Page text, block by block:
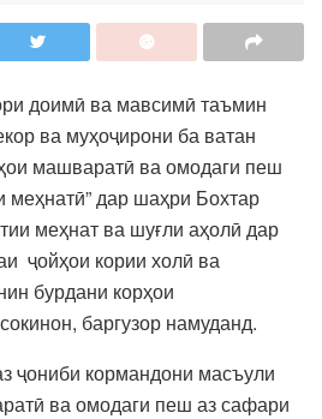
доимӣ ва мавсимӣ таъмин
ва муҳоҷирони ба ватан
машваратӣ ва омодаги пеш
дар шаҳри Бохтар
меҳнат ва шуғли аҳолӣ дар
ҷойҳои кории холӣ ва
бурдани корҳои
баргузор намуданд.
ҷониби кормандони масъули
ва омодаги пеш аз сафари